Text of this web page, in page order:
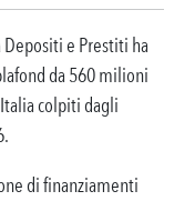
e Prestiti ha
da 560 milioni
colpiti dagli
di finanziamenti